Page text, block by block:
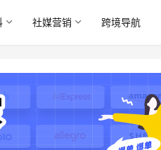
社媒营销 跨境导航